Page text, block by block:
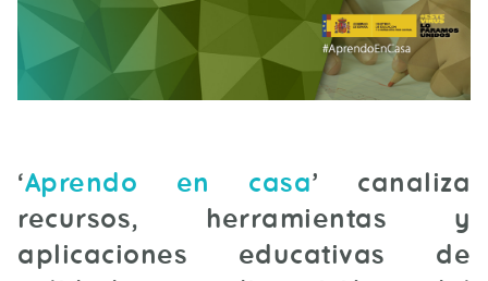
‘Aprendo en casa’ canaliza
recursos, herramientas y
aplicaciones educativas de